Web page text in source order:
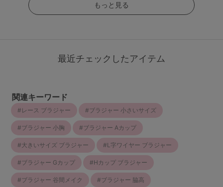
もっと見る
最近チェックしたアイテム
関連キーワード
レース ブラジャー ブラジャー 小さいサイズ
ブラジャー 小胸 ブラジャー Aカップ
大きいサイズ ブラジャー L字ワイヤー ブラジャー
ブラジャー Gカップ Hカップ ブラジャー
ブラジャー 谷間メイク ブラジャー 脇高